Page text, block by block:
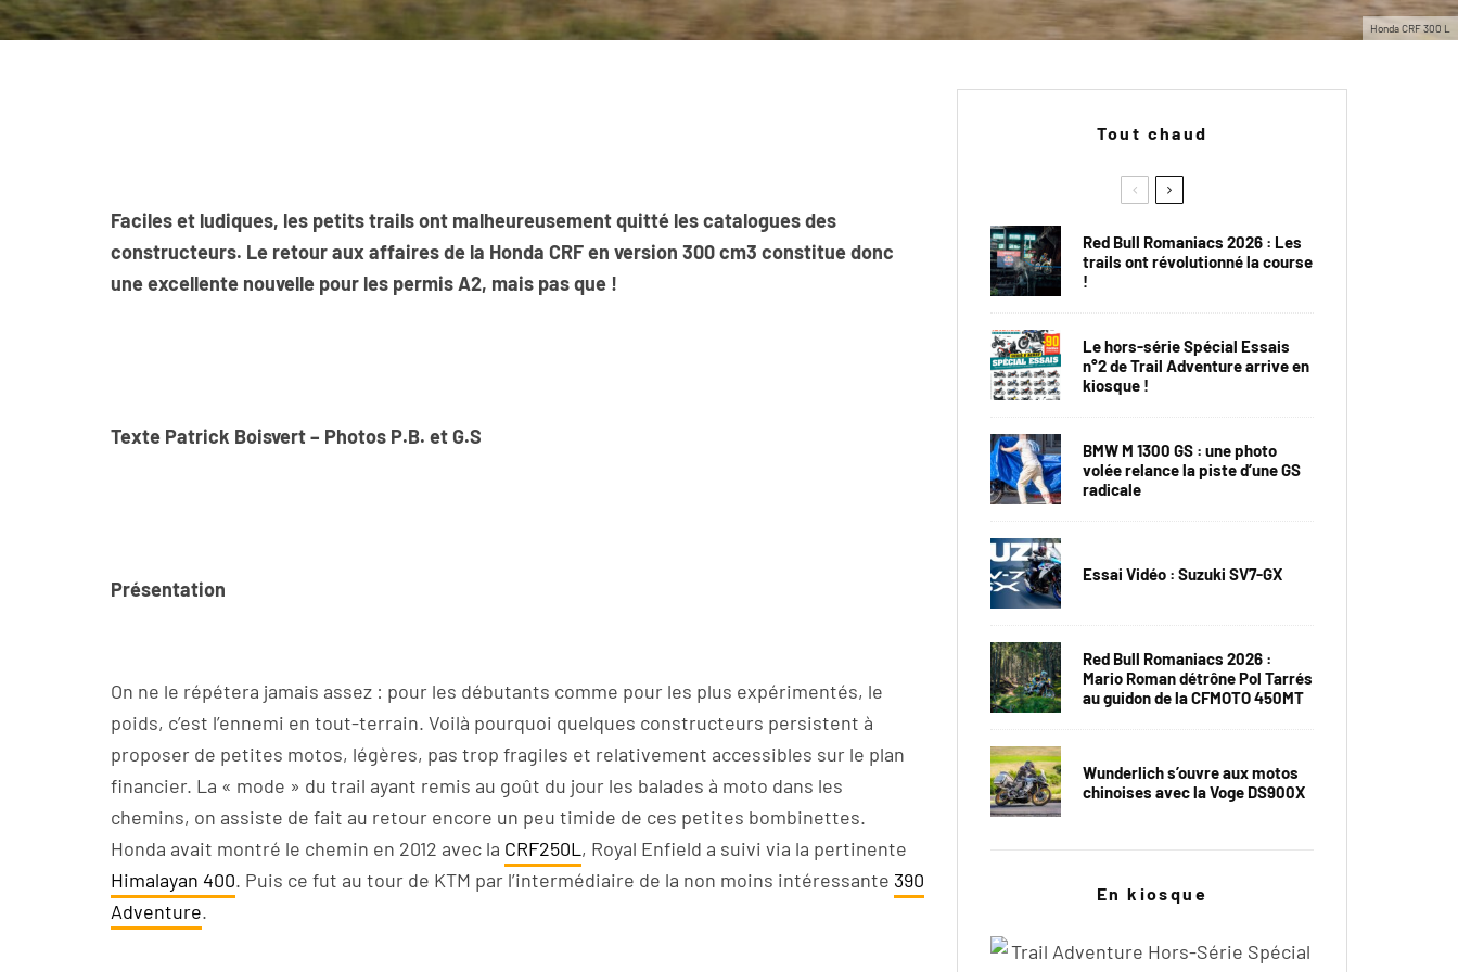
Honda CRF 300 L
Faciles et ludiques, les petits trails ont malheureusement quitté les catalogues des
constructeurs. Le retour aux affaires de la Honda CRF en version 300 cm3 constitue donc
une excellente nouvelle pour les permis A2, mais pas que !
Texte Patrick Boisvert – Photos P.B. et G.S
Présentation
On ne le répétera jamais assez : pour les débutants comme pour les plus expérimentés, le
poids, c’est l’ennemi en tout-terrain. Voilà pourquoi quelques constructeurs persistent à
proposer de petites motos, légères, pas trop fragiles et relativement accessibles sur le plan
financier. La « mode » du trail ayant remis au goût du jour les balades à moto dans les
chemins, on assiste de fait au retour encore un peu timide de ces petites bombinettes.
Honda avait montré le chemin en 2012 avec la CRF250L, Royal Enfield a suivi via la pertinente
Himalayan 400. Puis ce fut au tour de KTM par l’intermédiaire de la non moins intéressante 390
Adventure.
Tout chaud
Red Bull Romaniacs 2026 : Les
trails ont révolutionné la course
!
Le hors-série Spécial Essais
n°2 de Trail Adventure arrive en
kiosque !
BMW M 1300 GS : une photo
volée relance la piste d’une GS
radicale
Essai Vidéo : Suzuki SV7-GX
Red Bull Romaniacs 2026 :
Mario Roman détrône Pol Tarrés
au guidon de la CFMOTO 450MT
Wunderlich s’ouvre aux motos
chinoises avec la Voge DS900X
En kiosque